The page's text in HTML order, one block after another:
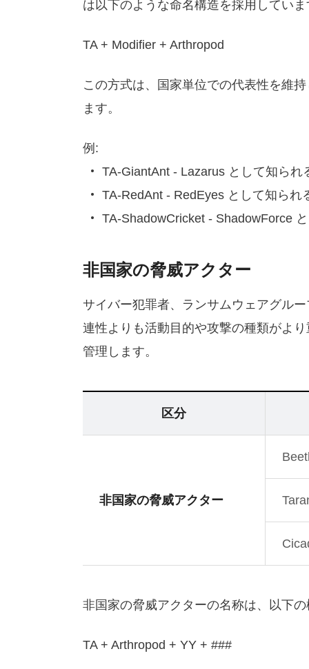
は以下のような命名構造を採用していま
TA + Modifier + Arthropod
この方式は、国家単位での代表性を維
ます。
例:
TA-GiantAnt - Lazarus として知られ
TA-RedAnt - RedEyes として知られ
TA-ShadowCricket - ShadowForce
非国家の脅威アクター
サイバー犯罪者、ランサムウェアグル
連性よりも活動目的や攻撃の種類がよ
管理します。
区分
非国家の脅威アクター
非国家の脅威アクターの名称は、以下
TA + Arthropod + YY + ###